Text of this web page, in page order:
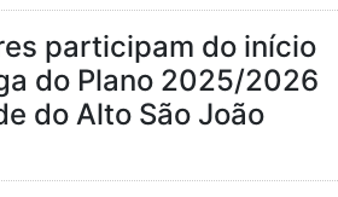
participam do início
do Plano 2025/2026
do Alto São João